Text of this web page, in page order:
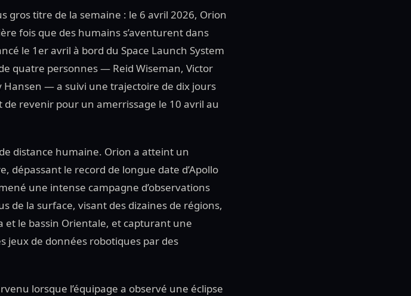
gros titre de la semaine : le 6 avril 2026, Orion
fois que des humains s’aventurent dans
le 1er avril à bord du Space Launch System
quatre personnes — Reid Wiseman, Victor
Hansen — a suivi une trajectoire de dix jours
revenir pour un amerrissage le 10 avril au
distance humaine. Orion a atteint un
dépassant le record de longue date d’Apollo
une intense campagne d’observations
de la surface, visant des dizaines de régions,
et le bassin Orientale, et capturant une
jeux de données robotiques par des
lorsque l’équipage a observé une éclipse